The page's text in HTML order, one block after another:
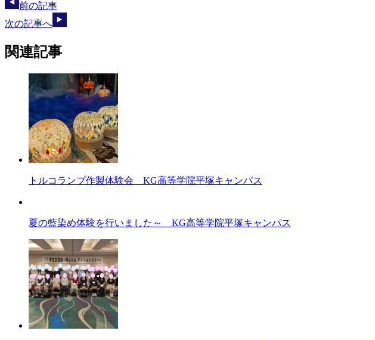
前の記事
次の記事へ
関連記事
トルコランプ作製体験会 KG高等学院平塚キャンパス
夏の藍染め体験を行いました～ KG高等学院平塚キャンパス